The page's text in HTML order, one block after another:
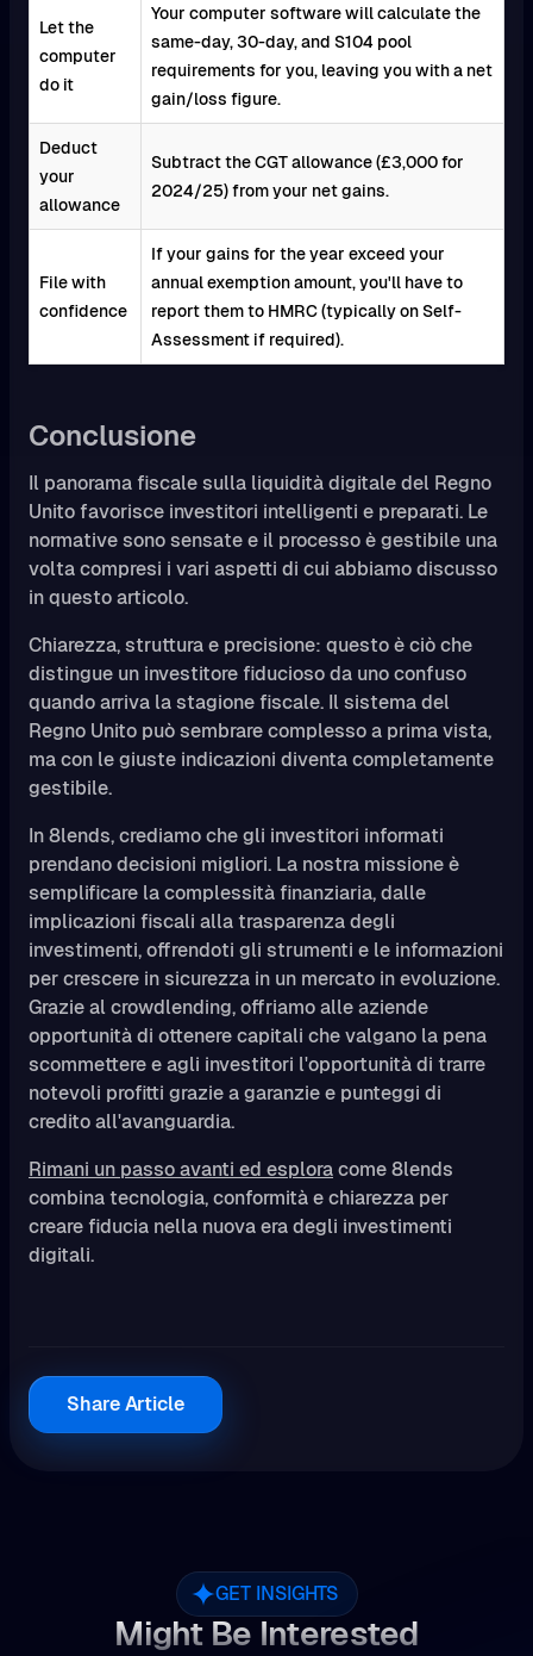
Let the
computer
do it
Your computer software will calculate the
same-day, 30-day, and S104 pool
requirements for you, leaving you with a net
gain/loss figure.
Deduct
your
allowance
Subtract the CGT allowance (£3,000 for
2024/25) from your net gains.
File with
confidence
If your gains for the year exceed your
annual exemption amount, you'll have to
report them to HMRC (typically on Self-
Assessment if required).
Conclusione
Il panorama fiscale sulla liquidità digitale del Regno
Unito favorisce investitori intelligenti e preparati. Le
normative sono sensate e il processo è gestibile una
volta compresi i vari aspetti di cui abbiamo discusso
in questo articolo.
Chiarezza, struttura e precisione: questo è ciò che
distingue un investitore fiducioso da uno confuso
quando arriva la stagione fiscale. Il sistema del
Regno Unito può sembrare complesso a prima vista,
ma con le giuste indicazioni diventa completamente
gestibile.
In 8lends, crediamo che gli investitori informati
prendano decisioni migliori. La nostra missione è
semplificare la complessità finanziaria, dalle
implicazioni fiscali alla trasparenza degli
investimenti, offrendoti gli strumenti e le informazioni
per crescere in sicurezza in un mercato in evoluzione.
Grazie al crowdlending, offriamo alle aziende
opportunità di ottenere capitali che valgano la pena
scommettere e agli investitori l'opportunità di trarre
notevoli profitti grazie a garanzie e punteggi di
credito all'avanguardia.
Rimani un passo avanti ed esploracome 8lends
combina tecnologia, conformità e chiarezza per
creare fiducia nella nuova era degli investimenti
digitali.
Share Article
GET INSIGHTS
Might Be Interested